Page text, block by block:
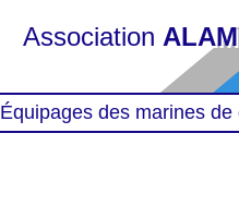
Association
des marines